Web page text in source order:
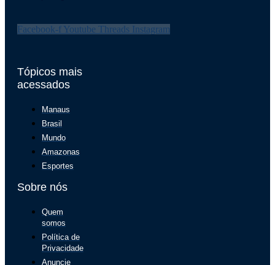
Facebook-f Youtube Threads Instagram
Tópicos mais
acessados
Manaus
Brasil
Mundo
Amazonas
Esportes
Sobre nós
Quem
somos
Política de
Privacidade
Anuncie